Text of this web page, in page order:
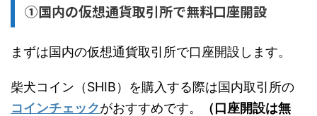
①国内の仮想通貨取引所で無料口座開設
まずは国内の仮想通貨取引所で口座開設します。
柴犬コイン（SHIB）を購入する際は国内取引所の
コインチェックがおすすめです。
（口座開設は無